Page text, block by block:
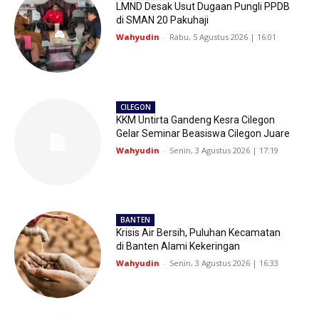
LMND Desak Usut Dugaan Pungli PPDB
di SMAN 20 Pakuhaji
Wahyudin - Rabu, 5 Agustus 2026 | 16:01
CILEGON
KKM Untirta Gandeng Kesra Cilegon
Gelar Seminar Beasiswa Cilegon Juare
Wahyudin - Senin, 3 Agustus 2026 | 17:19
BANTEN
Krisis Air Bersih, Puluhan Kecamatan
di Banten Alami Kekeringan
Wahyudin - Senin, 3 Agustus 2026 | 16:33